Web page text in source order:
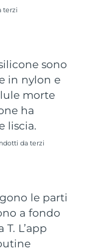
terzi
sono
in nylon e
morte
ha
liscia.
da terzi
le parti
a fondo
L’app
15/08/2026